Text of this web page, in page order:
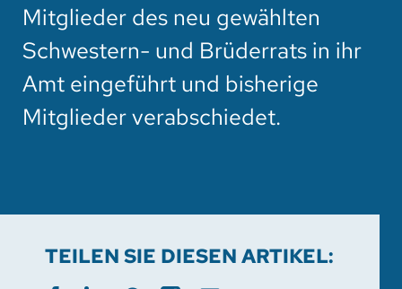
Mitglieder des neu gewählten
Schwestern- und Brüderrats in ihr
Amt eingeführt und bisherige
Mitglieder verabschiedet.
TEILEN SIE DIESEN ARTIKEL: